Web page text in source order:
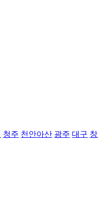
청주 천안아산 광주 대구